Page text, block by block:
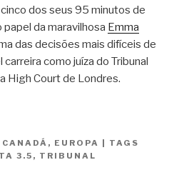
dos seus 95 minutos de
papel da maravilhosa Emma
das decisões mais difíceis de
como juíza do Tribunal
High Court de Londres.
CANADÁ , EUROPA | TAGS
3.5 , TRIBUNAL